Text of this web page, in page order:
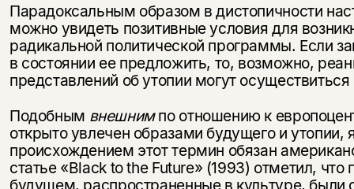
Парадоксальным образом в дистопичности
можно увидеть позитивные условия для
радикальной политической программы. Если
в состоянии ее предложить, то, возможно,
представлений об утопии могут осуществиться
Подобным внешнимпо отношению к
открыто увлечен образами будущего и
происхождением этот термин обязан
статье «Black to the Future» (1993) отметил,